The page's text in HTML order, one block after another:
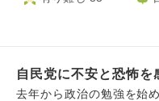
り、関わるのが億劫になっています。
日、お金の心配ばかりです。 仕事もケアマネジャ
いますが、子育てとの両
自民党に不安と恐怖を
去年から政治の勉強を始